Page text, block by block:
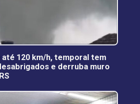
120 km/h, temporal tem
e derruba muro